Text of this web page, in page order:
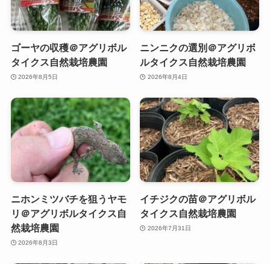
ゴーヤの収穫＠アグリボル
タイクス自然栽培農園
2026年8月5日
ニンニクの選別＠アグリボ
ルタイクス自然栽培農園
2026年8月4日
ニホンミツバチを狙うヤモ
リ＠アグリボルタイクス自
然栽培農園
2026年8月3日
イチジクの苗＠アグリボル
タイクス自然栽培農園
2026年7月31日